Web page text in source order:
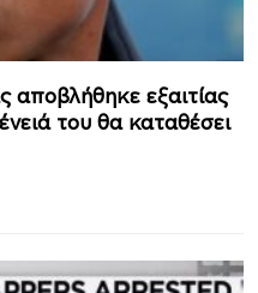
εξαιτίας
του θα καταθέσει